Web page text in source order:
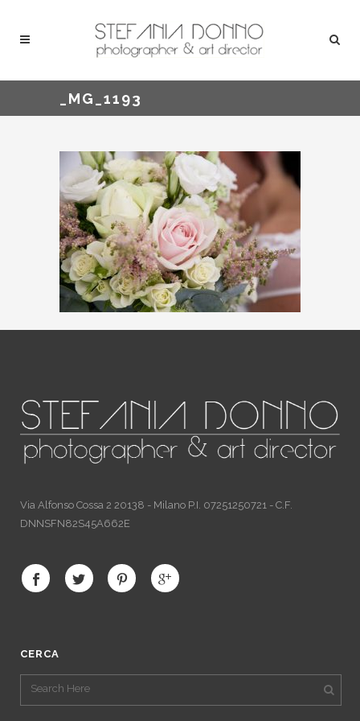
_MG_1193
Via Alfonso Cossa 2 20138 - Milano P.I. 07251250721 - C.F.
DNNSFN82S45A662E
CERCA